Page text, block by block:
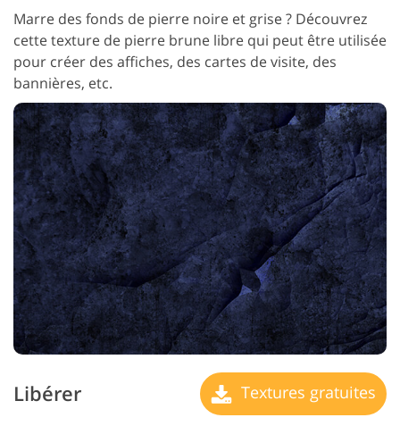
Marre des fonds de pierre noire et grise ? Découvrez
cette texture de pierre brune libre qui peut être utilisée
pour créer des affiches, des cartes de visite, des
bannières, etc.
Libérer Textures gratuites